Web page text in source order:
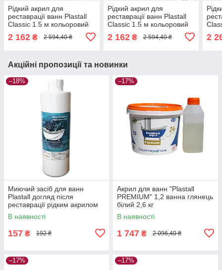
Рідкий акрил для
реставрації ванн Plastall
Classic 1.5 м кольоровий
Синій 2.9 кг з набором для
реставрації ванн Оригінал
2 162 ₴ 2 594,40 ₴
Рідкий акрил для
реставрації ванн Plastall
Classic 1.5 м кольоровий
Чорний 2.9 кг з набором
для реставрації ванн
2 162₴ 2 594,40 ₴
для
2
Акційні пропозиції та новинки
–18%
Миючий засіб для ванн
Plastall догляд після
реставрації рідким акрилом
500 мл
В наявності
157 ₴ 192 ₴
–17%
Акрил для ванн "Plastall
PREMIUM" 1,2 ванна глянець
білий 2,6 кг
В наявності
1 747 ₴ 2 096,40 ₴
–17% –17%